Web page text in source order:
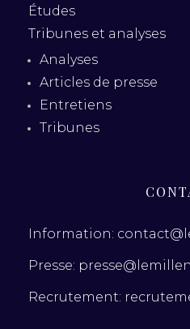
Études
Tribunes et analyses
Analyses
Articles de presse
Entretiens
Tribunes
Information:
Presse:
Recrutement: